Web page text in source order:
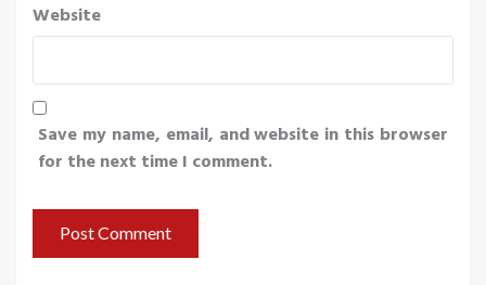
Website
Save my name, email, and website in this browser
for the next time I comment.